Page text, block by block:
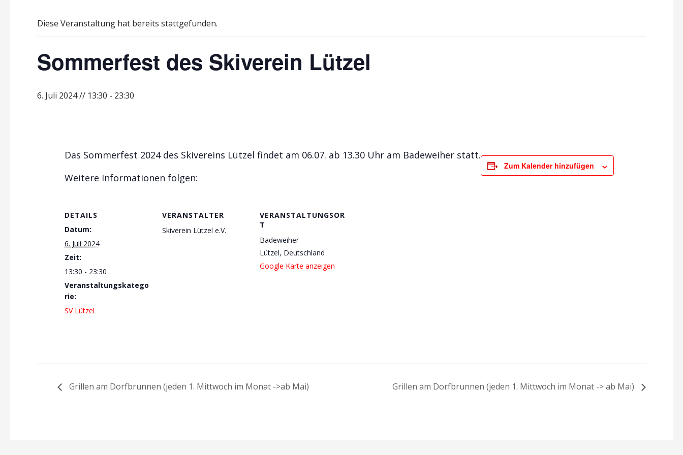
Diese Veranstaltung hat bereits stattgefunden.
Sommerfest des Skiverein Lützel
6. Juli 2024 // 13:30 - 23:30
Das Sommerfest 2024 des Skivereins Lützel findet am 06.07. ab 13.30 Uhr am Badeweiher statt.
Weitere Informationen folgen:
Zum Kalender hinzufügen
DETAILS
Datum:
6. Juli 2024
Zeit:
13:30 - 23:30
Veranstaltungskatego
rie:
SV Lützel
VERANSTALTER
Skiverein Lützel e.V.
VERANSTALTUNGSOR
T
Badeweiher
Lützel, Deutschland
Google Karte anzeigen
Grillen am Dorfbrunnen (jeden 1. Mittwoch im Monat ->ab Mai) Grillen am Dorfbrunnen (jeden 1. Mittwoch im Monat -> ab Mai)